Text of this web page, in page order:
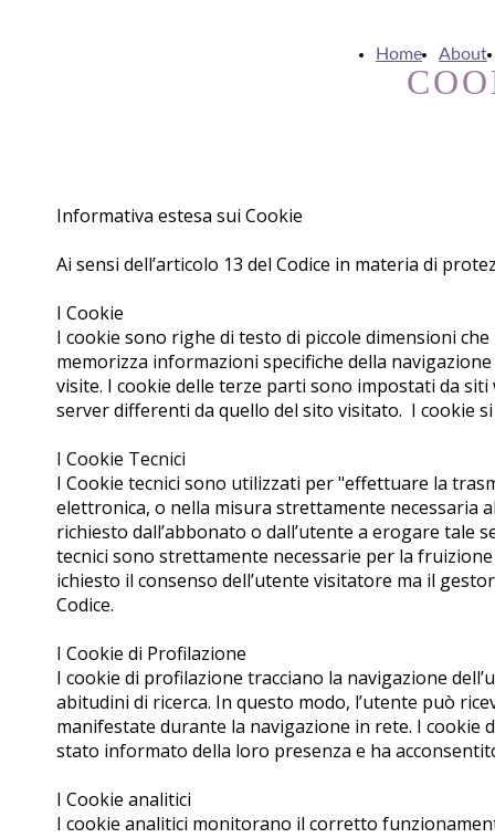
Home About
Informativa estesa sui Cookie
Ai sensi dell’articolo 13 del Codice in materia di
I Cookie
I cookie sono righe di testo di piccole dimensioni
memorizza informazioni specifiche della
visite. I cookie delle terze parti sono impostati da
server differenti da quello del sito visitato. I cookie
I Cookie Tecnici
I Cookie tecnici sono utilizzati per "effettuare la
elettronica, o nella misura strettamente necessaria
richiesto dall’abbonato o dall’utente a erogare tale
tecnici sono strettamente necessarie per la
ichiesto il consenso dell’utente visitatore ma il
Codice.
I Cookie di Profilazione
I cookie di profilazione tracciano la navigazione
abitudini di ricerca. In questo modo, l’utente può
manifestate durante la navigazione in rete. I cookie
stato informato della loro presenza e ha
I Cookie analitici
I cookie analitici monitorano il corretto